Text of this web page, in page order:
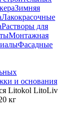
Зимняя
Лакокрасочные
Растворы для
Монтажная
Фасадные
и основания
Litokol LitoLiv
кг